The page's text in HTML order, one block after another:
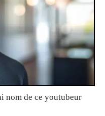
nom de ce youtubeur